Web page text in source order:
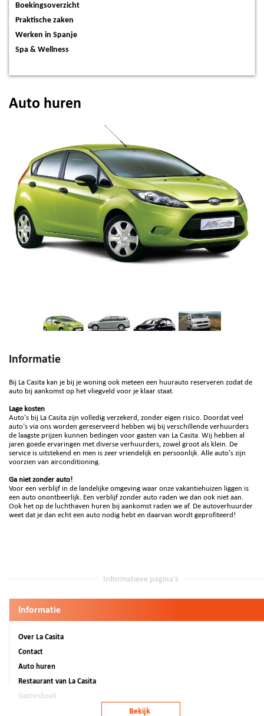
Boekingsoverzicht
Praktische zaken
Werken in Spanje
Spa & Wellness
Auto huren
Informatie
Bij La Casita kan je bij je woning ook meteen een huurauto reserveren zodat de
auto bij aankomst op het vliegveld voor je klaar staat.
Lage kosten
Auto's bij La Casita zijn volledig verzekerd, zonder eigen risico. Doordat veel
auto’s via ons worden gereserveerd hebben wij bij verschillende verhuurders
de laagste prijzen kunnen bedingen voor gasten van La Casita. Wij hebben al
jaren goede ervaringen met diverse verhuurders, zowel groot als klein. De
service is uitstekend en men is zeer vriendelijk en persoonlijk. Alle auto’s zijn
voorzien van airconditioning.
Ga niet zonder auto!
Voor een verblijf in de landelijke omgeving waar onze vakantiehuizen liggen is
een auto onontbeerlijk. Een verblijf zonder auto raden we dan ook niet aan.
Ook het op de luchthaven huren bij aankomst raden we af. De autoverhuurder
weet dat je dan echt een auto nodig hebt en daarvan wordt geprofiteerd!
Informatieve pagina's
Informatie
Over La Casita
Contact
Auto huren
Restaurant van La Casita
Gastenboek
Bekijk